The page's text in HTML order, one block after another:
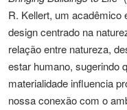
R. Kellert, um acadêmico
design centrado na
relação entre natureza,
estar humano, sugerindo
materialidade influencia
nossa conexão com o